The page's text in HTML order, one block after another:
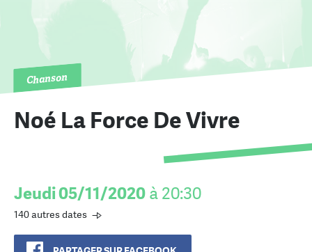
Chanson
Noé La Force De Vivre
Jeudi 05/11/2020 à 20:30
140 autres dates